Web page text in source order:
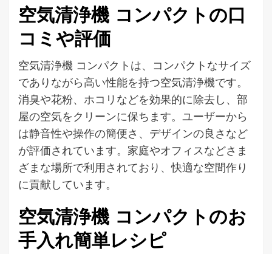
空気清浄機 コンパクトの口
コミや評価
空気清浄機 コンパクトは、コンパクトなサイズ
でありながら高い性能を持つ空気清浄機です。
消臭や花粉、ホコリなどを効果的に除去し、部
屋の空気をクリーンに保ちます。ユーザーから
は静音性や操作の簡便さ、デザインの良さなど
が評価されています。家庭やオフィスなどさま
ざまな場所で利用されており、快適な空間作り
に貢献しています。
空気清浄機 コンパクトのお
手入れ簡単レシピ